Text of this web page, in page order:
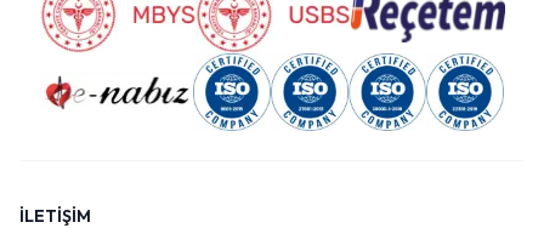
İLETİŞİM